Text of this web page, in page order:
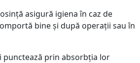
asigură igiena în caz de
bine și după operații sau în
punctează prin absorbția lor